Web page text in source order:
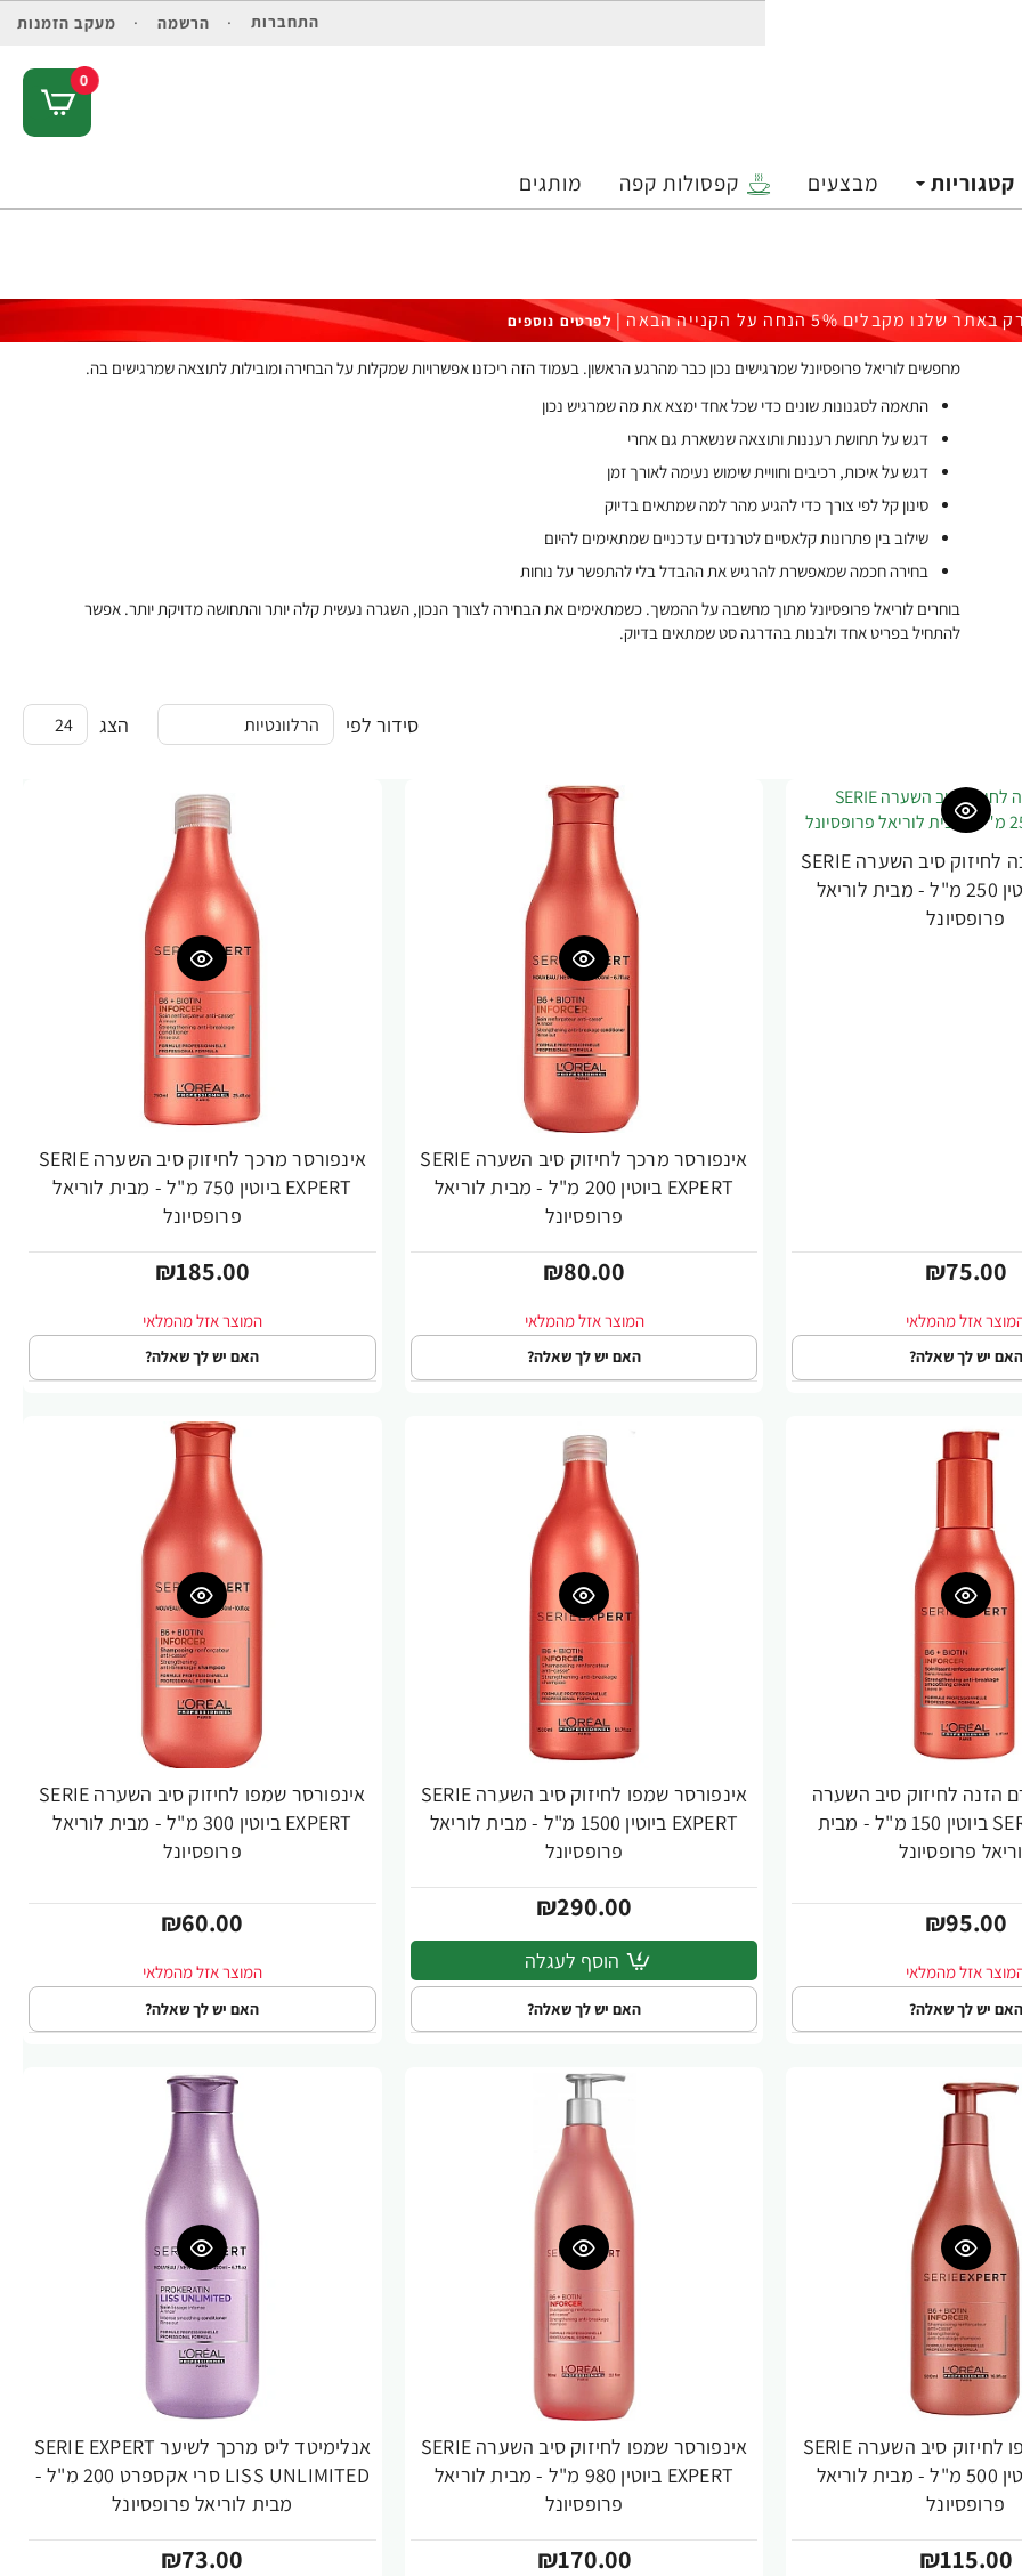
התחברות הרשמה מעקב הזמנות
0
קטגוריות מבצעים קפסולות קפה מותגים
באתר שלנו מקבלים 5% הנחה על הקנייה הבאה | לפרטים נוספים
מחפשים לוריאל פרופסיונל שמרגישים נכון כבר מהרגע הראשון. בעמוד הזה ריכזנו אפשרויות שמקלות על הבחירה ומובילות לתוצאה שמרגישים בה.
התאמה לסגנונות שונים כדי שכל אחד ימצא את מה שמרגיש נכון
דגש על תחושת רעננות ותוצאה שנשארת גם אחרי
דגש על איכות, רכיבים וחוויית שימוש נעימה לאורך זמן
סינון קל לפי צורך כדי להגיע מהר למה שמתאים בדיוק
שילוב בין פתרונות קלאסיים לטרנדים עדכניים שמתאימים להיום
בחירה חכמה שמאפשרת להרגיש את ההבדל בלי להתפשר על נוחות
בוחרים לוריאל פרופסיונל מתוך מחשבה על ההמשך. כשמתאימים את הבחירה לצורך הנכון, השגרה נעשית קלה יותר והתחושה מדויקת יותר. אפשר
להתחיל בפריט אחד ולבנות בהדרגה סט שמתאים בדיוק.
סידור לפי הצג
אינפורסר מסכה לחיזוק סיב השערה SERIE
EXPERT ביוטין 250 מ"ל - מבית לוריאל
פרופסיונל
₪75.00
האם יש לך שאלה?
אינפורסר מרכך לחיזוק סיב השערה SERIE
EXPERT ביוטין 200 מ"ל - מבית לוריאל
פרופסיונל
₪80.00
האם יש לך שאלה?
אינפורסר מרכך לחיזוק סיב השערה SERIE
EXPERT ביוטין 750 מ"ל - מבית לוריאל
פרופסיונל
₪185.00
האם יש לך שאלה?
הזנה לחיזוק סיב השערה
SERIE EXPERT ביוטין 150 מ"ל - מבית
פרופסיונל
₪95.00
האם יש לך שאלה?
אינפורסר שמפו לחיזוק סיב השערה SERIE
EXPERT ביוטין 1500 מ"ל - מבית לוריאל
פרופסיונל
₪290.00
הוסף לעגלה
האם יש לך שאלה?
אינפורסר שמפו לחיזוק סיב השערה SERIE
EXPERT ביוטין 300 מ"ל - מבית לוריאל
פרופסיונל
₪60.00
האם יש לך שאלה?
אינפורסר שמפו לחיזוק סיב השערה SERIE
EXPERT ביוטין 500 מ"ל - מבית לוריאל
פרופסיונל
₪115.00
אינפורסר שמפו לחיזוק סיב השערה SERIE
EXPERT ביוטין 980 מ"ל - מבית לוריאל
פרופסיונל
₪170.00
אנלימיטד ליס מרכך לשיער SERIE EXPERT
LISS UNLIMITED סרי אקספרט 200 מ"ל -
מבית לוריאל פרופסיונל
₪73.00